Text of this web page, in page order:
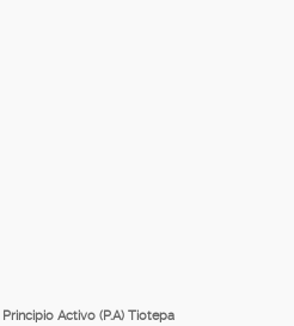
Principio Activo (P.A) Tiotepa